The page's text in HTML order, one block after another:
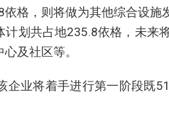
格，则将做为其他综合设施
计划共占地235.8依格，未来
及社区等。
企业将着手进行第一阶段既